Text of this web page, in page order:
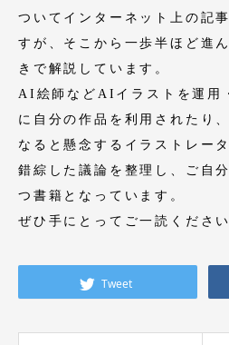
ついてインターネット上の記
すが、そこから一歩半ほど進
きで解説しています。
AI絵師などAIイラストを運用
に自分の作品を利用されたり
なると懸念するイラストレー
錯綜した議論を整理し、ご自
つ書籍となっています。
ぜひ手にとってご一読ください
Tweet